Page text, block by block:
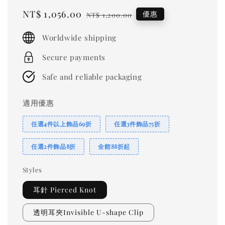
Sale
NT$ 1,056.00 Regular
NT$ 1,200.00 優惠
Worldwide shipping
Secure payments
Safe and reliable packaging
適用優惠
任選4件以上飾品69折 任選3件飾品75折
任選2件飾品8折 全館88折起
Styles
耳針 Pierced Knot
透明耳夾Invisible U-shape Clip